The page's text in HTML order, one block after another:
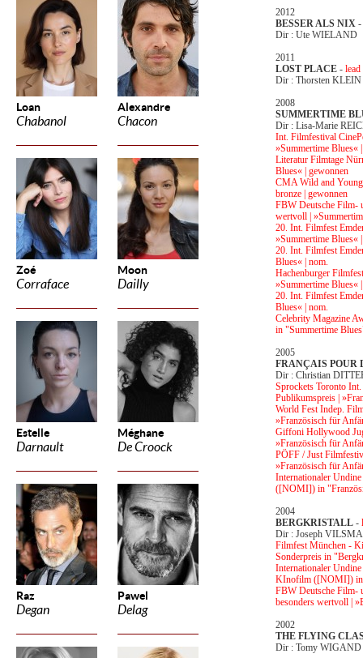
Loan
Chabanol
Alexandre
Chacon
Zoé
Corraface
Moon
Dailly
Estelle
Darnault
Méghane
De Croock
Raz
Degan
Pawel
Delag
2012
BESSER ALS NIX -
Dir : Ute WIELAND
2011
LOST PLACE -
Dir : Thorsten KLEIN
2008
SUMMERTIME
Dir : Lisa-Marie
Int. Filmfestival
»Summertime Blues«
Literatur Filmtage
Blues« | gewonnen
CMA Wild and Young
bronze | gewonnen
FBW Deutsche Film-
wertvoll |
20. Int. Filmfest
»Summertime Blues«
20. Int. Filmfest
Blues« | nom.
Hachenburger
»Summertime Blues«
20. Int. Filmfest
Blues« | nom.
Celebrity Magazine
in "Summertime
2005
FRANÇAIS POUR
Dir : Christian
Sprockets Toronto
Publikumspreis |
World Fest Indep.
»Französisch für
Giffoni Hollywood
»Französisch für
PÖFF / Just
»Französisch für
Internationaler
([NOMI]) in
2004
BERGKRISTALL -
Dir : Joseph
Filmfest München -
Sonderpreis in
Internationaler
KInofilm ([NOMI])
FBW Deutsche Film-
besonders wertvoll |
2002
THE FLYING
Dir : Tomy WIGAND